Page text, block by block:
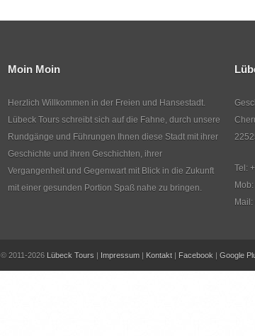
Moin Moin
Herzlich Willkommen in der Freien und Hansestadt.
Lübeck Tours schreibt sich auf die Fahne, durch unsere
Rundgänge und Führungen Ihnen diese Stadt mit ihrer
Geschichte und ihren Geschichten, ihrer
Vergangenheit und Gegenwart mit Blick in die Zukunft
mit einer gesunden Portion Spaß nahe zu bringen.
Tel:
Mail:
© 2011-2026 Lübeck Tours | Impressum | Kontakt | Facebook | Google